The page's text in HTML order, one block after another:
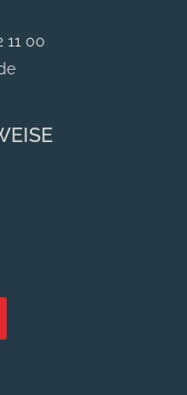
11 00